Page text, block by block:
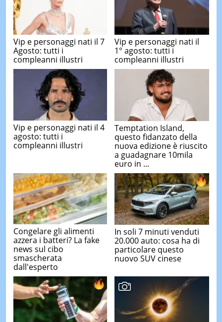
Vip e personaggi nati il 7
Agosto: tutti i
compleanni illustri
Vip e personaggi nati il
1° agosto: tutti i
compleanni illustri
Vip e personaggi nati il 4
agosto: tutti i
compleanni illustri
Temptation Island,
questo fidanzato della
nuova edizione è riuscito
a guadagnare 10mila
euro in ...
Congelare gli alimenti
azzera i batteri? La fake
news sul cibo
smascherata
dall'esperto
In soli 7 minuti venduti
20.000 auto: cosa ha di
particolare questo
nuovo SUV cinese